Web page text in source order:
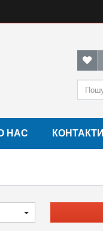
НАС КОНТАКТИ